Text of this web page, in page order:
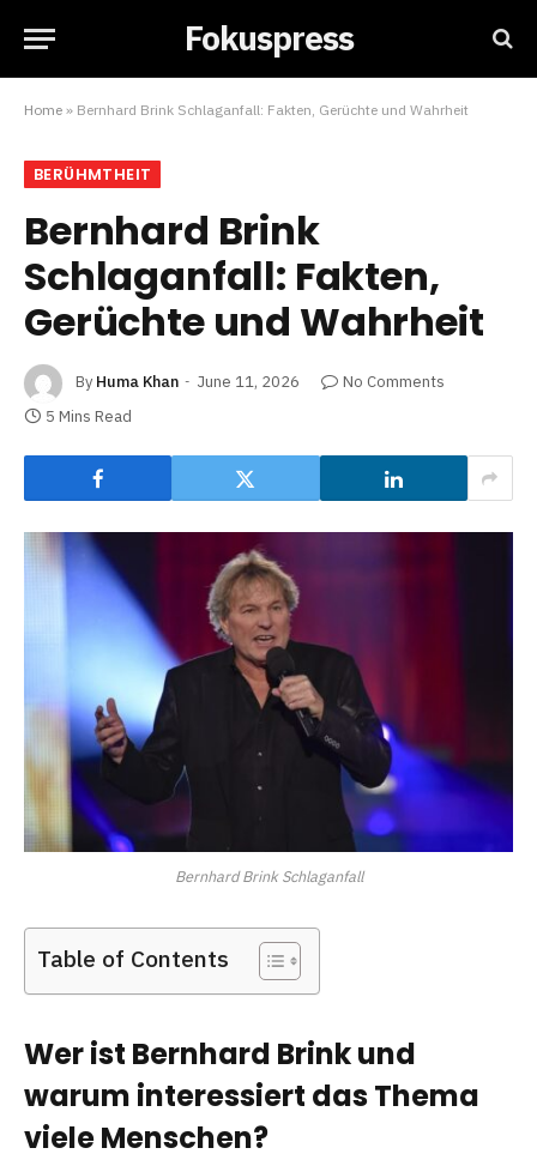
Fokuspress
Home » Bernhard Brink Schlaganfall: Fakten, Gerüchte und Wahrheit
BERÜHMTHEIT
Bernhard Brink
Schlaganfall: Fakten,
Gerüchte und Wahrheit
By Huma Khan June 11, 2026
No Comments
5 Mins Read
Bernhard Brink Schlaganfall
Table of Contents
Wer ist Bernhard Brink und
warum interessiert das Thema
viele Menschen?